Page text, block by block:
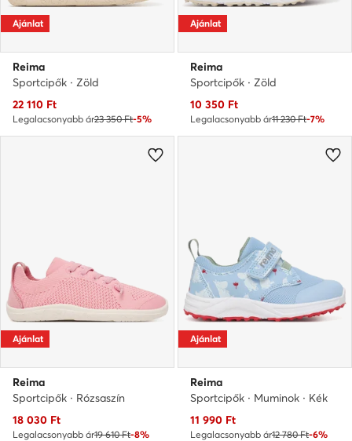
Ajánlat
Reima
Sportcipők · Zöld
Aktuális ár
22 110 Ft
Legalacsonyabb ár23 350 Ft-5%
Ajánlat
Reima
Sportcipők · Zöld
Aktuális ár
10 350 Ft
Legalacsonyabb ár11 230 Ft-7%
Ajánlat
Reima
Sportcipők · Rózsaszín
Aktuális ár
18 030 Ft
Legalacsonyabb ár19 610 Ft-8%
Ajánlat
Reima
Sportcipők · Muminok · Kék
Aktuális ár
11 990 Ft
Legalacsonyabb ár12 780 Ft-6%